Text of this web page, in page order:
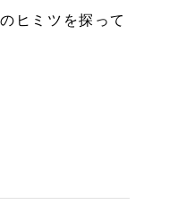
ヒミツを探って